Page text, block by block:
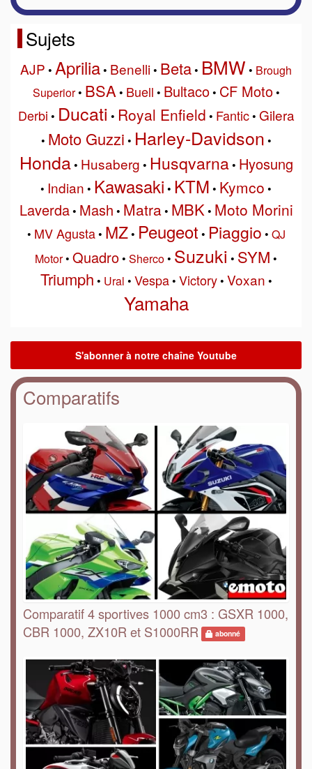
Sujets
AJP • Aprilia• Benelli• Beta• BMW • Brough
Superior• BSA• Buell • Bultaco• CF Moto•
Derbi • Ducati • Royal Enfield • Fantic• Gilera
• Moto Guzzi • Harley-Davidson •
Honda• Husaberg • Husqvarna• Hyosung
• Indian • Kawasaki • KTM • Kymco •
Laverda• Mash • Matra• MBK• Moto Morini
• MV Agusta• MZ• Peugeot • Piaggio • QJ
Motor• Quadro• Sherco• Suzuki • SYM •
Triumph • Ural • Vespa• Victory• Voxan •
Yamaha
Comparatifs
Comparatif 4 sportives 1000 cm3 : GSXR 1000,
CBR 1000, ZX10R et S1000RR
abonné